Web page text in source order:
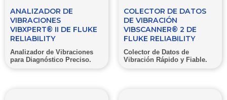
ANALIZADOR DE
VIBRACIONES
VIBXPERT® II DE FLUKE
RELIABILITY
Analizador de Vibraciones
para Diagnóstico Preciso.
COLECTOR DE DATOS
DE VIBRACIÓN
VIBSCANNER® 2 DE
FLUKE RELIABILITY
Colector de Datos de
Vibración Rápido y Fiable.